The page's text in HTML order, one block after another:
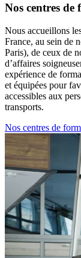
Nos centres de
Nous accueillons
France, au sein de
Paris), de ceux de
d’affaires
expérience de
et équipées pour
accessibles aux
transports.
Nos centres de